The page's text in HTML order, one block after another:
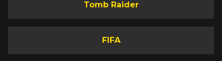
Tomb Raider
FIFA